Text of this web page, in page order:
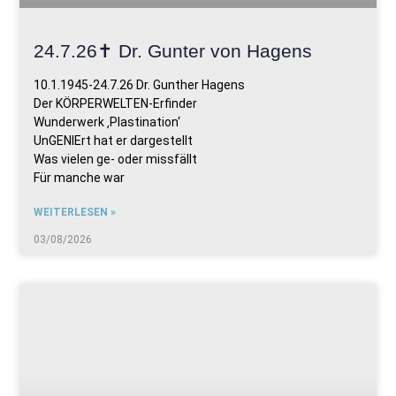
24.7.26✝️ Dr. Gunter von Hagens
10.1.1945-24.7.26 Dr. Gunther Hagens
Der KÖRPERWELTEN-Erfinder
Wunderwerk ‚Plastination‘
UnGENIErt hat er dargestellt
Was vielen ge- oder missfällt
Für manche war
WEITERLESEN »
03/08/2026